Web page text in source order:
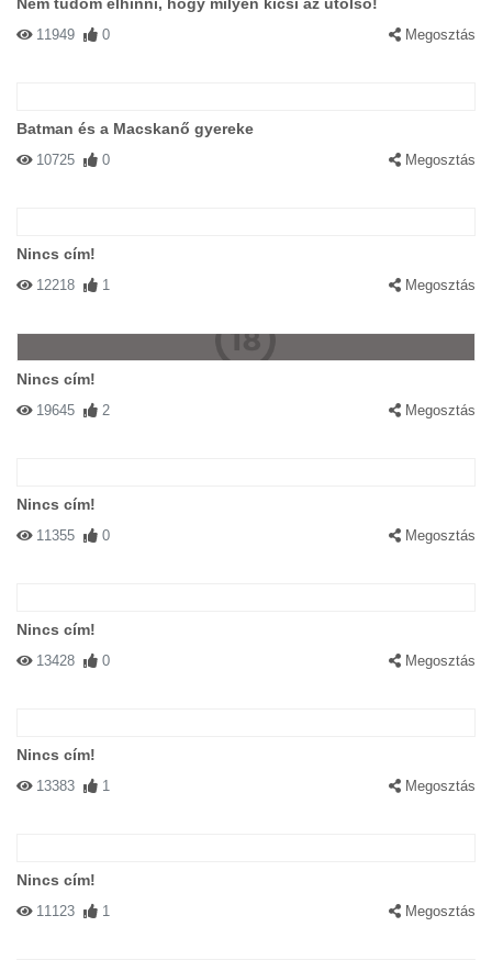
11949 0 Megosztás
Batman és a Macskanő gyereke
10725 0 Megosztás
Nincs cím!
12218 1 Megosztás
Nincs cím!
19645 2 Megosztás
Nincs cím!
11355 0 Megosztás
Nincs cím!
13428 0 Megosztás
Nincs cím!
13383 1 Megosztás
Nincs cím!
11123 1 Megosztás